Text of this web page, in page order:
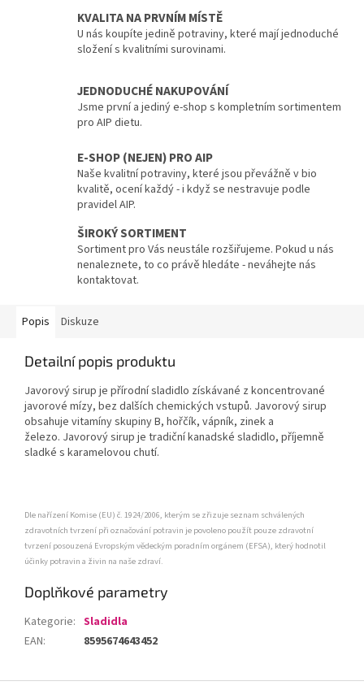
KVALITA NA PRVNÍM MÍSTĚ
U nás koupíte jedině potraviny, které mají jednoduché
složení s kvalitními surovinami.
JEDNODUCHÉ NAKUPOVÁNÍ
Jsme první a jediný e-shop s kompletním sortimentem
pro AIP dietu.
E-SHOP (NEJEN) PRO AIP
Naše kvalitní potraviny, které jsou převážně v bio
kvalitě, ocení každý - i když se nestravuje podle
pravidel AIP.
ŠIROKÝ SORTIMENT
Sortiment pro Vás neustále rozšiřujeme. Pokud u nás
nenaleznete, to co právě hledáte - neváhejte nás
kontaktovat.
Popis Diskuze
Detailní popis produktu
Javorový sirup je přírodní sladidlo získávané z koncentrované
javorové mízy, bez dalších chemických vstupů. Javorový sirup
obsahuje vitamíny skupiny B, hořčík, vápník, zinek a
železo. Javorový sirup je tradiční kanadské sladidlo, příjemně
sladké s karamelovou chutí.
Dle nařízení Komise (EU) č. 1924/2006, kterým se zřizuje seznam schválených
zdravotních tvrzení při označování potravin je povoleno použít pouze zdravotní
tvrzení posouzená Evropským vědeckým poradním orgánem (EFSA), který hodnotil
účinky potravin a živin na naše zdraví.
Doplňkové parametry
Kategorie: Sladidla
EAN: 8595674643452